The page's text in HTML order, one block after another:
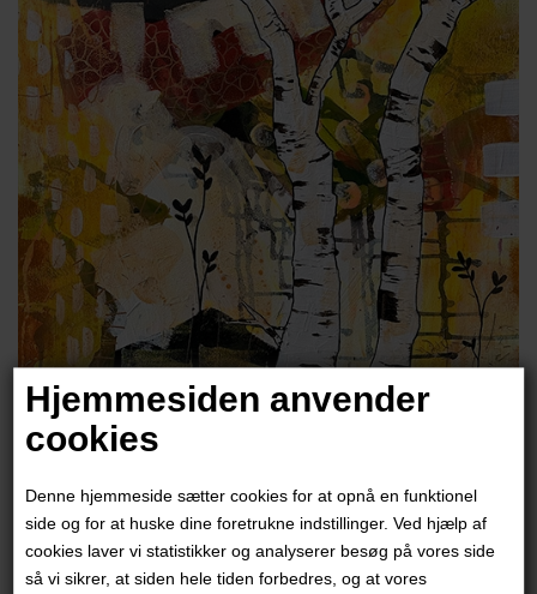
Hjemmesiden anvender
cookies
Denne hjemmeside sætter cookies for at opnå en funktionel
side og for at huske dine foretrukne indstillinger. Ved hjælp af
cookies laver vi statistikker og analyserer besøg på vores side
så vi sikrer, at siden hele tiden forbedres, og at vores
Trine Birkenfeldt
6.000,00DKK